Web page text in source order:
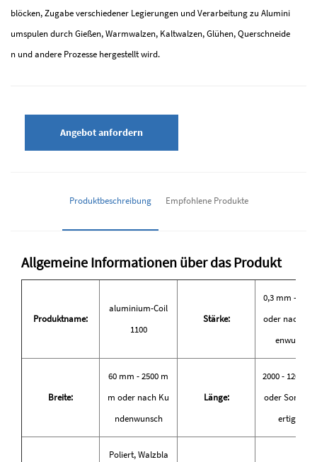
blöcken, Zugabe verschiedener Legierungen und Verarbeitung zu Alumini
umspulen durch Gießen, Warmwalzen, Kaltwalzen, Glühen, Querschneide
n und andere Prozesse hergestellt wird.
Angebot anfordern
Produktbeschreibung Empfohlene Produkte
Allgemeine Informationen über das Produkt
Produktname:
aluminium-Coil
1100
Stärke:
0,3 mm - 20
oder nach
enwunsch
Breite:
60 mm - 2500 m
m oder nach Ku
ndenwunsch
Länge:
2000 - 12000
oder
ertigung
Poliert, Walzbla